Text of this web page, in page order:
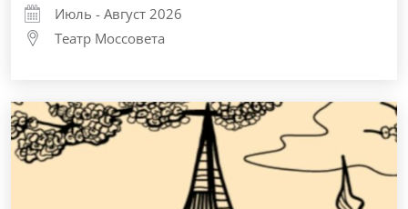
Июль - Август 2026
Театр Моссовета